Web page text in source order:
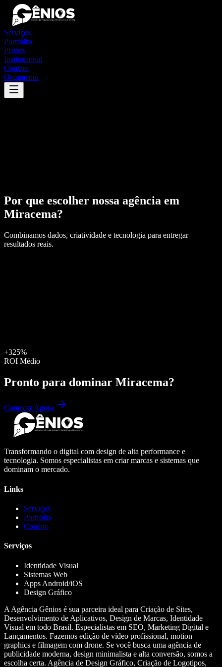
Serviços
Portfólio
Planos
Institucional
Contato
Orçamento
Por que escolher nossa agência em
Miracema?
Combinamos dados, criatividade e tecnologia para entregar
resultados reais.
+325%
ROI Médio
Pronto para dominar Miracema?
Começar Agora
Transformando o digital com design de alta performance e
tecnologia. Somos especialistas em criar marcas e sistemas que
dominam o mercado.
Links
Serviços
Portfólio
Contato
Serviços
Identidade Visual
Sistemas Web
Apps Android/iOS
Design Gráfico
A Agência Gênios é sua parceira ideal para Criação de Sites,
Desenvolvimento de Aplicativos, Design de Marcas, Identidade
Visual em todo Brasil. Especialistas em SEO, Marketing Digital e
Lançamentos. Fazemos edição de vídeo profissional, motion
graphics e filmagem com drone. Se você busca uma agência de
publicidade moderna, design minimalista e alta conversão, somos a
escolha certa. Agência de Design Gráfico, Criação de Logotipos,